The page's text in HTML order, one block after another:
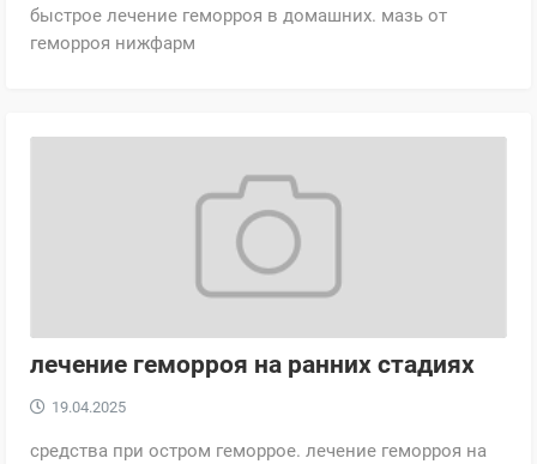
быстрое лечение геморроя в домашних. мазь от
геморроя нижфарм
лечение геморроя на ранних стадиях
19.04.2025
средства при остром геморрое. лечение геморроя на